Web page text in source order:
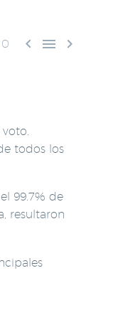
0   
todos los
99.7% de
resultaron